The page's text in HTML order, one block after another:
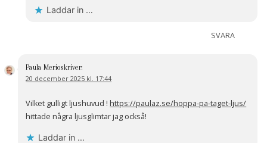
Laddar in …
SVARA
Paula Merioskriver:
20 december 2025 kl. 17:44
Vilket gulligt ljushuvud !https://paulaz.se/hoppa-pa-taget-ljus/
hittade några ljusglimtar jag också!
Laddar in …